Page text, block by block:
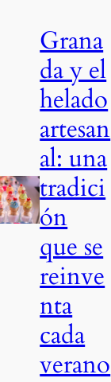
Grana
da y el
helado
artesan
al: una
tradici
ón
que se
reinve
nta
cada
verano